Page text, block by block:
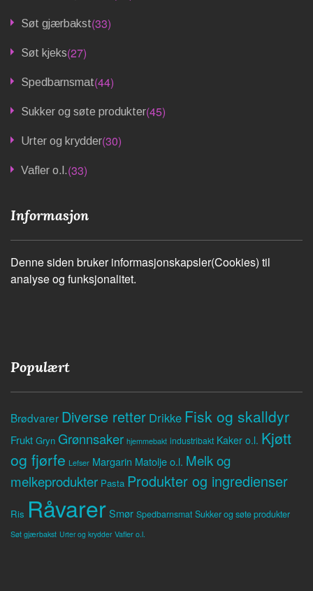
Søt gjærbakst(33)
Søt kjeks(27)
Spedbarnsmat(44)
Sukker og søte produkter(45)
Urter og krydder(30)
Vafler o.l.(33)
Informasjon
Denne siden bruker informasjonskapsler(Cookies) til
analyse og funksjonalitet.
Populært
Brødvarer Diverse retter Drikke Fisk og skalldyr
Frukt Gryn Grønnsaker hjemmebakt industribakt Kaker o.l. Kjøtt
og fjørfe Lefser Margarin Matolje o.l. Melk og
melkeprodukter Pasta Produkter og ingredienser
Ris RåvarerSmør Spedbarnsmat Sukker og søte produkter
Søt gjærbakst Urter og krydder Vafler o.l.